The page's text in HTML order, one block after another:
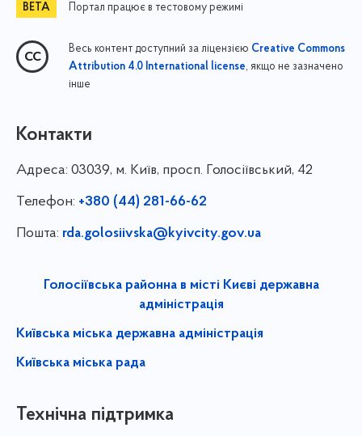
Портал працює в тестовому режимі
Весь контент доступний за ліцензією Creative Commons
Attribution 4.0 International license, якщо не зазначено
інше
Контакти
Адреса: 03039, м. Київ, просп. Голосіївський, 42
Телефон: +380 (44) 281-66-62
Пошта: rda.golosiivska@kyivcity.gov.ua
Голосіївська районна в місті Києві державна
адміністрація
Київська міська державна адміністрація
Київська міська рада
Технічна підтримка